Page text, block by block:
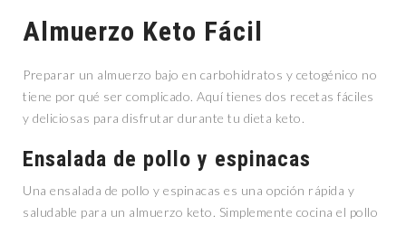
Almuerzo Keto Fácil
Preparar un almuerzo bajo en carbohidratos y cetogénico no
tiene por qué ser complicado. Aquí tienes dos recetas fáciles
y deliciosas para disfrutar durante tu dieta keto.
Ensalada de pollo y espinacas
Una ensalada de pollo y espinacas es una opción rápida y
saludable para un almuerzo keto. Simplemente cocina el pollo